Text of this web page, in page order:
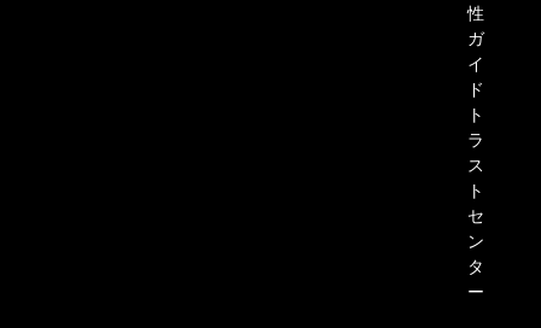
性
ガ
イ
ド
ト
ラ
ス
ト
セ
ン
タ
ー